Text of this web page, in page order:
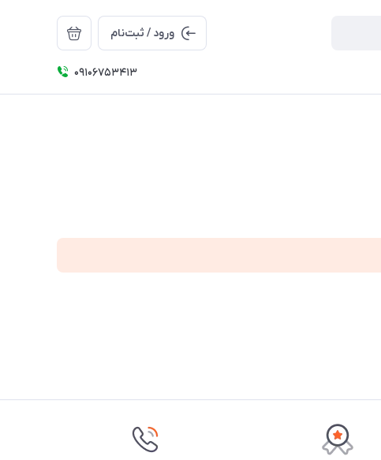
ورود / ثبت‌نام
09106753413